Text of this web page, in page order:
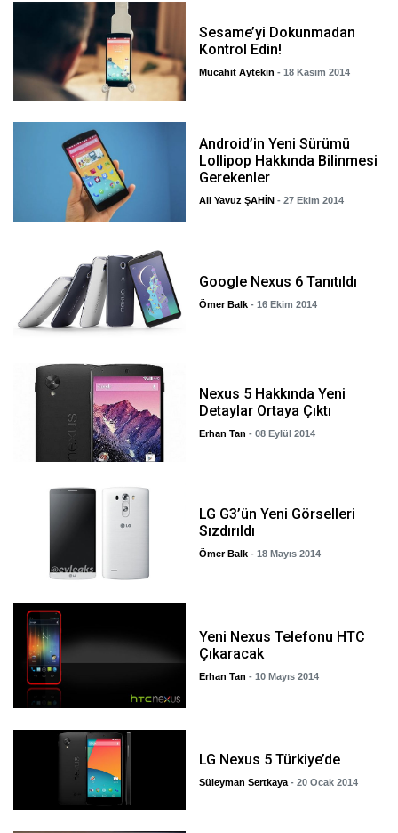
Sesame’yi Dokunmadan
Kontrol Edin!
Mücahit Aytekin - 18 Kasım 2014
Android’in Yeni Sürümü
Lollipop Hakkında Bilinmesi
Gerekenler
Ali Yavuz ŞAHİN - 27 Ekim 2014
Google Nexus 6 Tanıtıldı
Ömer Balk - 16 Ekim 2014
Nexus 5 Hakkında Yeni
Detaylar Ortaya Çıktı
Erhan Tan - 08 Eylül 2014
LG G3’ün Yeni Görselleri
Sızdırıldı
Ömer Balk - 18 Mayıs 2014
Yeni Nexus Telefonu HTC
Çıkaracak
Erhan Tan - 10 Mayıs 2014
LG Nexus 5 Türkiye’de
Süleyman Sertkaya - 20 Ocak 2014